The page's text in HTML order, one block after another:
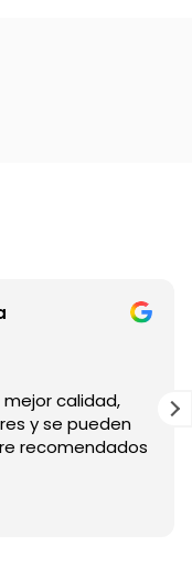
mejor calidad,
y se pueden
recomendados